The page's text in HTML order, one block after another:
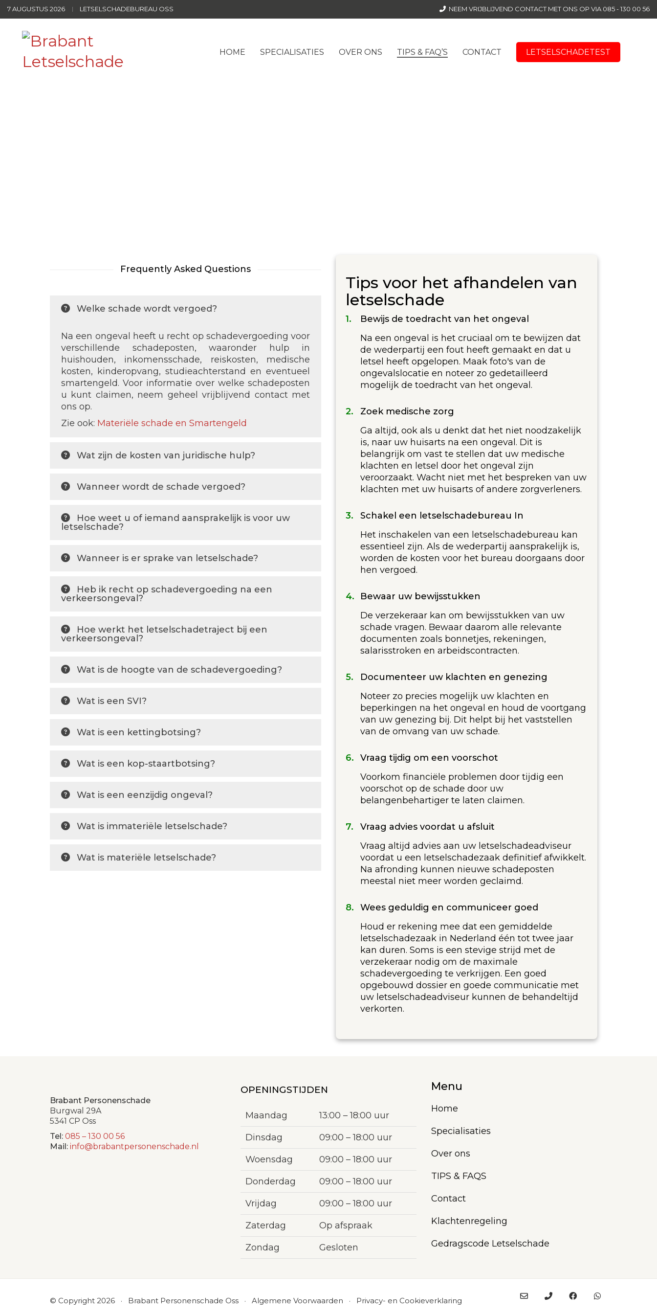
7 AUGUSTUS 2026 LETSELSCHADEBUREAU OSS NEEM VRIJBLIJVEND CONTACT MET ONS OP VIA 085 - 130 00 56
HOME SPECIALISATIES OVER ONS TIPS & FAQ’S CONTACT LETSELSCHADETEST
Frequently Asked Questions
Welke schade wordt vergoed?
Na een ongeval heeft u recht op schadevergoeding voor
verschillende schadeposten, waaronder hulp in
huishouden, inkomensschade, reiskosten, medische
kosten, kinderopvang, studieachterstand en eventueel
smartengeld. Voor informatie over welke schadeposten
u kunt claimen, neem geheel vrijblijvend contact met
ons op.
Zie ook: Materiële schade en Smartengeld
Wat zijn de kosten van juridische hulp?
Wanneer wordt de schade vergoed?
Hoe weet u of iemand aansprakelijk is voor uw
letselschade?
Wanneer is er sprake van letselschade?
Heb ik recht op schadevergoeding na een
verkeersongeval?
Hoe werkt het letselschadetraject bij een
verkeersongeval?
Wat is de hoogte van de schadevergoeding?
Wat is een SVI?
Wat is een kettingbotsing?
Wat is een kop-staartbotsing?
Wat is een eenzijdig ongeval?
Wat is immateriële letselschade?
Wat is materiële letselschade?
Tips voor het afhandelen van
letselschade
Bewijs de toedracht van het ongeval
Na een ongeval is het cruciaal om te bewijzen dat
de wederpartij een fout heeft gemaakt en dat u
letsel heeft opgelopen. Maak foto's van de
ongevalslocatie en noteer zo gedetailleerd
mogelijk de toedracht van het ongeval.
Zoek medische zorg
Ga altijd, ook als u denkt dat het niet noodzakelijk
is, naar uw huisarts na een ongeval. Dit is
belangrijk om vast te stellen dat uw medische
klachten en letsel door het ongeval zijn
veroorzaakt. Wacht niet met het bespreken van uw
klachten met uw huisarts of andere zorgverleners.
Schakel een letselschadebureau In
Het inschakelen van een letselschadebureau kan
essentieel zijn. Als de wederpartij aansprakelijk is,
worden de kosten voor het bureau doorgaans door
hen vergoed.
Bewaar uw bewijsstukken
De verzekeraar kan om bewijsstukken van uw
schade vragen. Bewaar daarom alle relevante
documenten zoals bonnetjes, rekeningen,
salarisstroken en arbeidscontracten.
Documenteer uw klachten en genezing
Noteer zo precies mogelijk uw klachten en
beperkingen na het ongeval en houd de voortgang
van uw genezing bij. Dit helpt bij het vaststellen
van de omvang van uw schade.
Vraag tijdig om een voorschot
Voorkom financiële problemen door tijdig een
voorschot op de schade door uw
belangenbehartiger te laten claimen.
Vraag advies voordat u afsluit
Vraag altijd advies aan uw letselschadeadviseur
voordat u een letselschadezaak definitief afwikkelt.
Na afronding kunnen nieuwe schadeposten
meestal niet meer worden geclaimd.
Wees geduldig en communiceer goed
Houd er rekening mee dat een gemiddelde
letselschadezaak in Nederland één tot twee jaar
kan duren. Soms is een stevige strijd met de
verzekeraar nodig om de maximale
schadevergoeding te verkrijgen. Een goed
opgebouwd dossier en goede communicatie met
uw letselschadeadviseur kunnen de behandeltijd
verkorten.
Brabant Personenschade
Burgwal 29A
5341 CP Oss
Tel: 085 – 130 00 56
Mail: info@brabantpersonenschade.nl
OPENINGSTIJDEN
Maandag 13:00 – 18:00 uur
Dinsdag 09:00 – 18:00 uur
Woensdag 09:00 – 18:00 uur
Donderdag 09:00 – 18:00 uur
Vrijdag 09:00 – 18:00 uur
Zaterdag Op afspraak
Zondag Gesloten
Menu
Home
Specialisaties
Over ons
TIPS & FAQS
Contact
Klachtenregeling
Gedragscode Letselschade
© Copyright 2026 · Brabant Personenschade Oss · Algemene Voorwaarden · Privacy- en Cookieverklaring